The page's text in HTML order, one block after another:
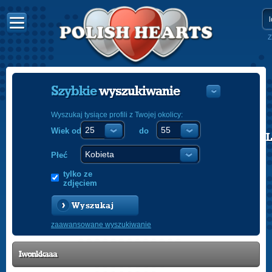
POLISH
Szybkiewyszukiwanie
Wyszukaj tysiące profili z Twojej okolicy:
Wiek od do
Płeć
tylko ze
zdjęciem
Wyszukaj
zaawansowane wyszukiwanie
Iwonkkaaa